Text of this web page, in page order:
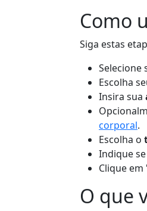
Como
Siga estas
Selecione
Escolha
Insira sua
corporal.
Escolha o
Indique
Clique em
O que